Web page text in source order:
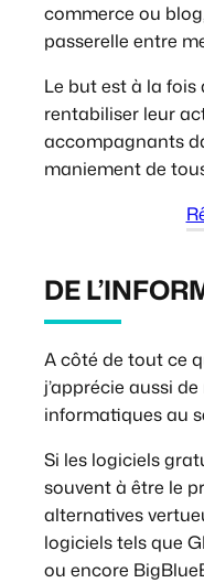
commerce ou
passerelle entre
Le but est à la fois
rentabiliser leur
accompagnants
maniement de
DE
A côté de tout ce
j’apprécie aussi
informatiques au
Si les logiciels
souvent à être le
alternatives
logiciels tels que
ou encore